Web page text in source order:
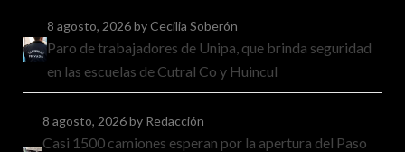
8 agosto, 2026by Cecilia Soberón
Paro de trabajadores de Unipa, que brinda seguridad
en las escuelas de Cutral Co y Huincul
8 agosto, 2026by Redacción
Casi 1500 camiones esperan por la apertura del Paso